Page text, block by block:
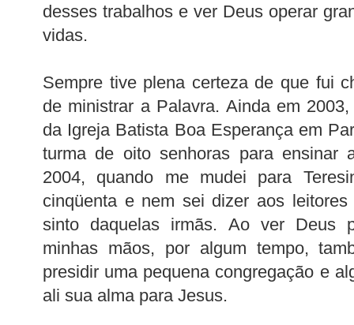
desses trabalhos e ver Deus operar
vidas.
Sempre tive plena certeza de que fui
de ministrar a Palavra. Ainda em
da Igreja Batista Boa Esperança em
turma de oito senhoras para ensinar
2004, quando me mudei para
cinqüenta e nem sei dizer aos
sinto daquelas irmãs. Ao ver Deus
minhas mãos, por algum tempo,
presidir uma pequena congregação e
ali sua alma para Jesus.